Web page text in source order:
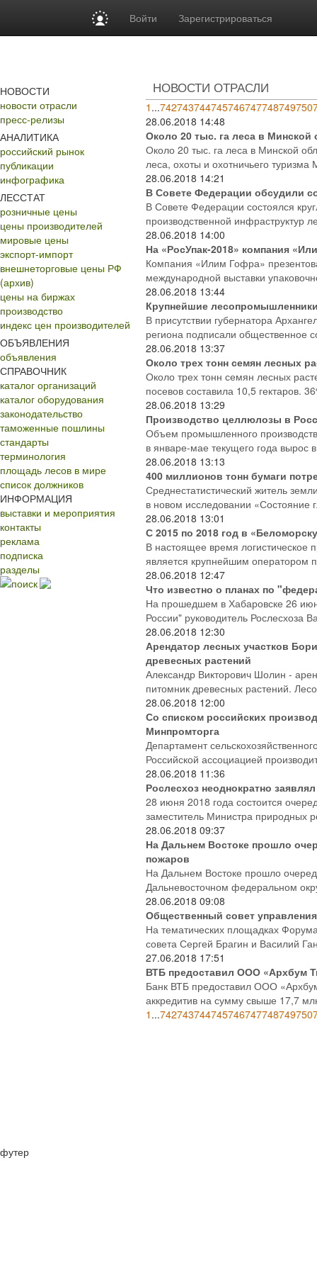
Войти Зарегистрироваться
НОВОСТИ
новости отрасли
пресс-релизы
АНАЛИТИКА
российский рынок
публикации
инфографика
ЛЕССТАТ
розничные цены
цены производителей
мировые цены
экспорт-импорт
внешнеторговые цены РФ
(архив)
цены на биржах
производство
индекс цен производителей
ОБЪЯВЛЕНИЯ
объявления
СПРАВОЧНИК
каталог организаций
каталог оборудования
законодательство
таможенные пошлины
стандарты
терминология
площадь лесов в мире
список должников
ИНФОРМАЦИЯ
выставки и мероприятия
контакты
реклама
подписка
разделы
поиск
НОВОСТИ ОТРАСЛИ
1 ...742743744745746747748749750
28.06.2018 14:48
Около 20 тыс. га леса в Минской
Около 20 тыс. га леса в Минской
леса, охоты и охотничьего
28.06.2018 14:21
В Совете Федерации обсудили
В Совете Федерации состоялся
производственной инфраструктур
28.06.2018 14:00
На «РосУпак-2018» компания
Компания «Илим Гофра»
международной выставки
28.06.2018 13:44
Крупнейшие
В присутствии губернатора
региона подписали общественное
28.06.2018 13:37
Около трех тонн семян лесных
Около трех тонн семян лесных
посевов составила 10,5 гектаров.
28.06.2018 13:29
Производство целлюлозы в
Объем промышленного
в январе-мае текущего года
28.06.2018 13:13
400 миллионов тонн бумаги
Среднестатистический житель
в новом исследовании
28.06.2018 13:01
С 2015 по 2018 год в
В настоящее время
является крупнейшим оператором
28.06.2018 12:47
Что известно о планах по
На прошедшем в Хабаровске 26
России" руководитель Рослесхоза
28.06.2018 12:30
Арендатор лесных участков
древесных растений
Александр Викторович Шолин -
питомник древесных растений.
28.06.2018 12:00
Со списком российских
Минпромторга
Департамент
Российской ассоциацией
28.06.2018 11:36
Рослесхоз неоднократно
28 июня 2018 года состоится
заместитель Министра природных
28.06.2018 09:37
На Дальнем Востоке прошло
пожаров
На Дальнем Востоке прошло
Дальневосточном федеральном
28.06.2018 09:08
Общественный совет
На тематических площадках
совета Сергей Брагин и Василий
27.06.2018 17:51
ВТБ предоставил ООО «Архбум
Банк ВТБ предоставил ООО
аккредитив на сумму свыше 17,7
1 ...742743744745746747748749750
футер